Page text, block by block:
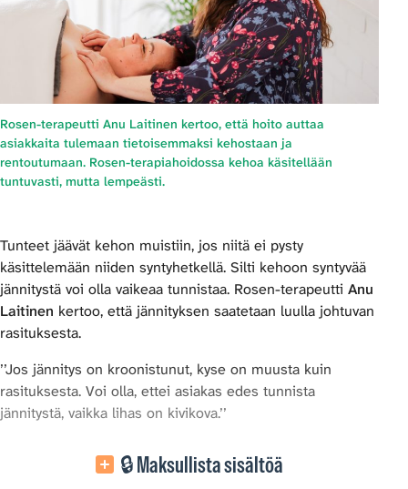
Rosen-terapeutti Anu Laitinen kertoo, että hoito auttaa
asiakkaita tulemaan tietoisemmaksi kehostaan ja
rentoutumaan. Rosen-terapiahoidossa kehoa käsitellään
tuntuvasti, mutta lempeästi.
Tunteet jäävät kehon muistiin, jos niitä ei pysty
käsittelemään niiden syntyhetkellä. Silti kehoon syntyvää
jännitystä voi olla vaikeaa tunnistaa. Rosen-terapeutti Anu
Laitinen kertoo, että jännityksen saatetaan luulla johtuvan
rasituksesta.
’’Jos jännitys on kroonistunut, kyse on muusta kuin
rasituksesta. Voi olla, ettei asiakas edes tunnista
jännitystä, vaikka lihas on kivikova.’’
🔒 Maksullista sisältöä